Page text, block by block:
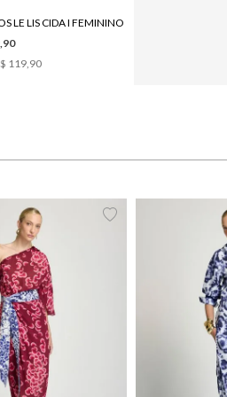
LE LIS CIDA I FEMININO
119,90